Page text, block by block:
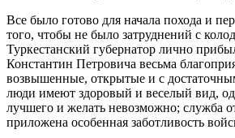
Все было готово для начала похода и
того, чтобы не было затруднений с
Туркестанский губернатор лично
Константин Петровича весьма
возвышенные, открытые и с
люди имеют здоровый и веселый вид,
лучшего и желать невозможно; служба
приложена особенная заботливость